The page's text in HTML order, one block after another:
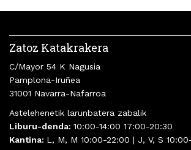
Hugo Castignani
Zatoz Katakrakera
C/Mayor 54 K Nagusia
Pamplona-Iruñea
31001 Navarra-Nafarroa
Astelehenetik larunbatera zabalik
Liburu-denda: 10:00-14:00 17:00-20:30
Kantina: L, M, M 10:00-22:00 | J, V, S